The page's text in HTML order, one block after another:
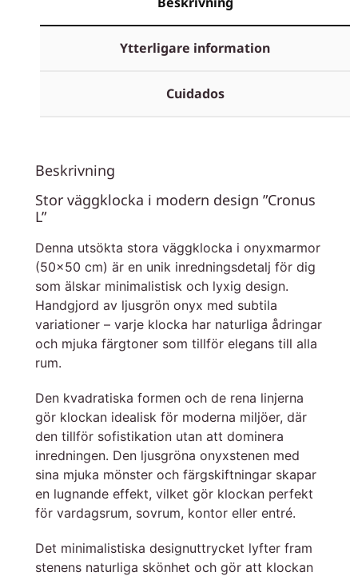
Ytterligare information
Cuidados
Beskrivning
Stor väggklocka i modern design ”Cronus
L”
Denna utsökta stora väggklocka i onyxmarmor
(50×50 cm) är en unik inredningsdetalj för dig
som älskar minimalistisk och lyxig design.
Handgjord av ljusgrön onyx med subtila
variationer – varje klocka har naturliga ådringar
och mjuka färgtoner som tillför elegans till alla
rum.
Den kvadratiska formen och de rena linjerna
gör klockan idealisk för moderna miljöer, där
den tillför sofistikation utan att dominera
inredningen. Den ljusgröna onyxstenen med
sina mjuka mönster och färgskiftningar skapar
en lugnande effekt, vilket gör klockan perfekt
för vardagsrum, sovrum, kontor eller entré.
Det minimalistiska designuttrycket lyfter fram
stenens naturliga skönhet och gör att klockan